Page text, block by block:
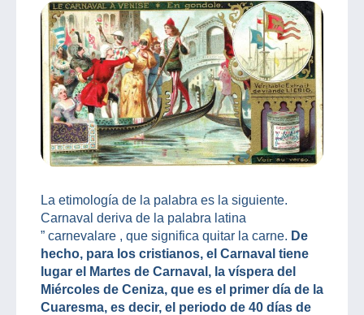
La etimología de la palabra es la siguiente.
Carnaval deriva de la palabra latina
” carnevalare , que significa quitar la carne. De
hecho, para los cristianos, el Carnaval tiene
lugar el Martes de Carnaval, la víspera del
Miércoles de Ceniza, que es el primer día de la
Cuaresma, es decir, el periodo de 40 días de